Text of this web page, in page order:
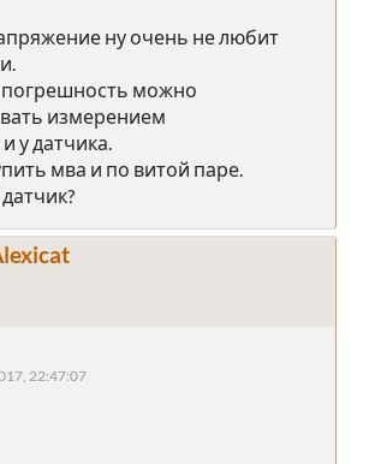
ну очень не любит
погрешность можно
измерением
у датчика.
мва и по витой паре.
22:47:07